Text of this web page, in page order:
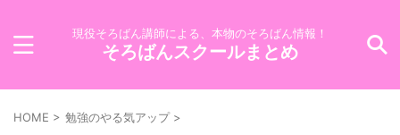
現役そろばん講師による、本物のそろばん情報！
そろばんスクールまとめ
HOME > 勉強のやる気アップ >